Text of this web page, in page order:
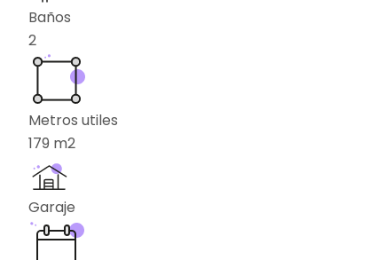
Baños
2
Metros utiles
179 m2
Garaje